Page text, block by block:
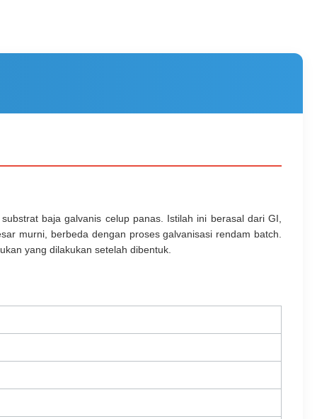
baja galvanis celup panas. Istilah ini berasal dari GI,
murni, berbeda dengan proses galvanisasi rendam batch.
yang dilakukan setelah dibentuk.